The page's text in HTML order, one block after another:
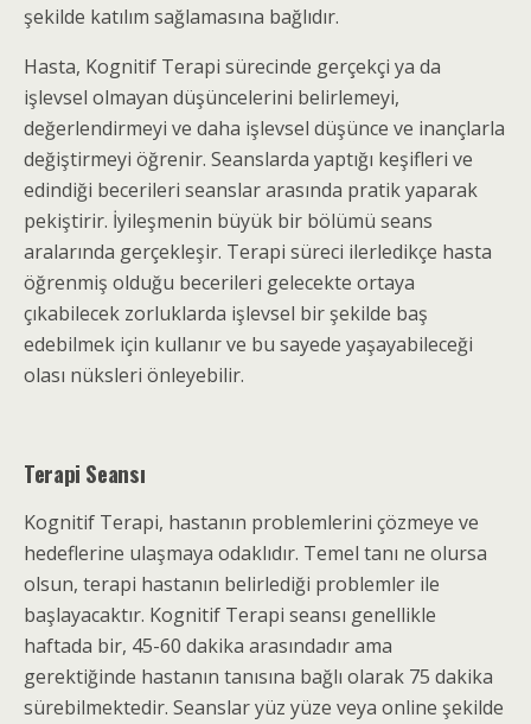
şekilde katılım sağlamasına bağlıdır.
Hasta, Kognitif Terapi sürecinde gerçekçi ya da
işlevsel olmayan düşüncelerini belirlemeyi,
değerlendirmeyi ve daha işlevsel düşünce ve inançlarla
değiştirmeyi öğrenir. Seanslarda yaptığı keşifleri ve
edindiği becerileri seanslar arasında pratik yaparak
pekiştirir. İyileşmenin büyük bir bölümü seans
aralarında gerçekleşir. Terapi süreci ilerledikçe hasta
öğrenmiş olduğu becerileri gelecekte ortaya
çıkabilecek zorluklarda işlevsel bir şekilde baş
edebilmek için kullanır ve bu sayede yaşayabileceği
olası nüksleri önleyebilir.
Terapi Seansı
Kognitif Terapi, hastanın problemlerini çözmeye ve
hedeflerine ulaşmaya odaklıdır. Temel tanı ne olursa
olsun, terapi hastanın belirlediği problemler ile
başlayacaktır. Kognitif Terapi seansı genellikle
haftada bir, 45-60 dakika arasındadır ama
gerektiğinde hastanın tanısına bağlı olarak 75 dakika
sürebilmektedir. Seanslar yüz yüze veya online şekilde